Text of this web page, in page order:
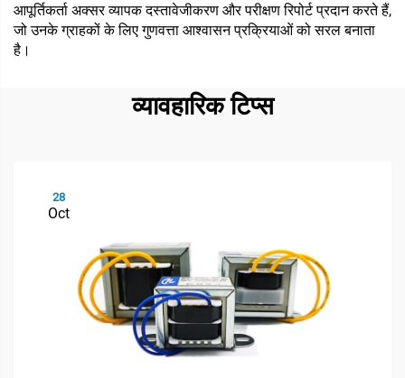
आपूर्तिकर्ता अक्सर व्यापक दस्तावेजीकरण और परीक्षण रिपोर्ट प्रदान करते हैं,
जो उनके ग्राहकों के लिए गुणवत्ता आश्वासन प्रक्रियाओं को सरल बनाता
है।
व्यावहारिक टिप्स
28
Oct